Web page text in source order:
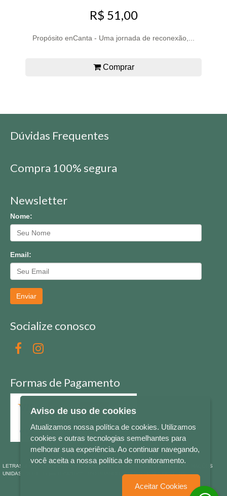
R$ 51,00
Propósito enCanta - Uma jornada de reconexão,...
Comprar
Dúvidas Frequentes
Compra 100% segura
Newsletter
Nome:
Email:
Enviar
Socialize conosco
Formas de Pagamento
LETRAS & CIA - CNPJ n° 88.587.548/0001-20 - Térreo Bourbon Shopping - AV. NAÇÕES
UNIDAS , 2001 - Lojas 1064/1065 - RIO BRANCO - - NOVO HAMBURGO - RS
Aviso de uso de cookies
Atualizamos nossa política de cookies. Utilizamos
cookies e outras tecnologias semelhantes para
melhorar sua experiência. Ao continuar navegando,
você aceita a nossa política de monitoramento.
Aceitar Cookies